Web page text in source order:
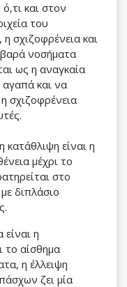
και στον
του
σχιζοφρένεια και
νοσήματα
ως η αναγκαία
αγαπά και να
σχιζοφρένεια
είναι η
μέχρι το
στο
διπλάσιο
η
το αίσθημα
η έλλειψη
ζει μία